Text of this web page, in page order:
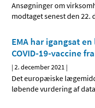
Ansøgninger om
modtaget senest den 22.
EMA har igangsat
COVID-19-vaccine
|2. december 2021 |
Det europæiske
løbende vurdering af